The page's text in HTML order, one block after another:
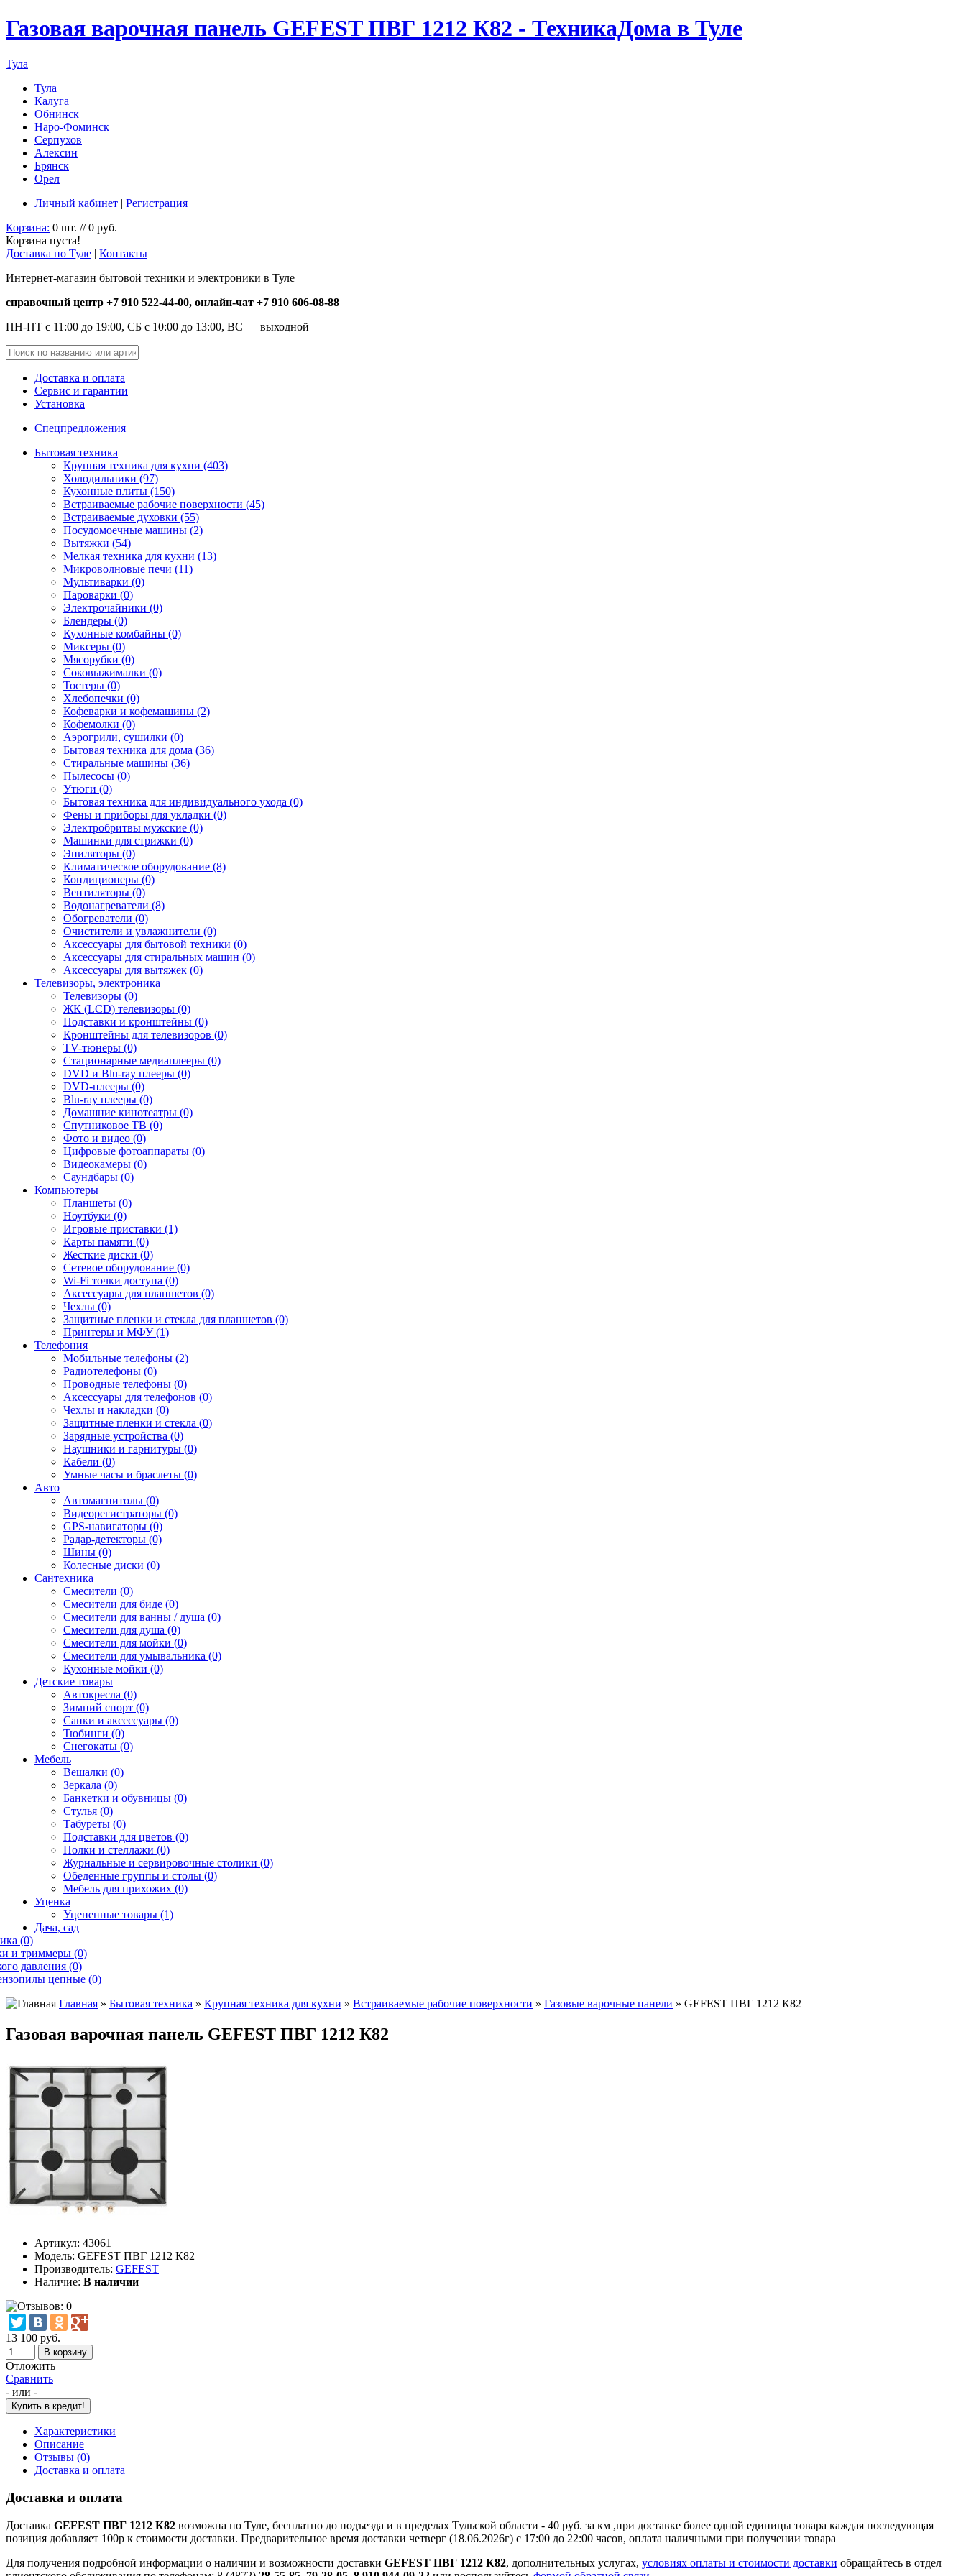
Газовая варочная панель GEFEST ПВГ 1212 К82 - ТехникаДома в Туле
Тула
Тула
Калуга
Обнинск
Наро-Фоминск
Серпухов
Алексин
Брянск
Орел
Личный кабинет | Регистрация
Корзина: 0 шт. // 0 руб.
Корзина пуста!
Доставка по Туле | Контакты
Интернет-магазин бытовой техники и электроники в Туле
справочный центр +7 910 522-44-00, онлайн-чат +7 910 606-08-88
ПН-ПТ с 11:00 до 19:00, СБ с 10:00 до 13:00, ВС — выходной
Доставка и оплата
Сервис и гарантии
Установка
Спецпредложения
Бытовая техника
Крупная техника для кухни (403)
Холодильники (97)
Кухонные плиты (150)
Встраиваемые рабочие поверхности (45)
Встраиваемые духовки (55)
Посудомоечные машины (2)
Вытяжки (54)
Мелкая техника для кухни (13)
Микроволновые печи (11)
Мультиварки (0)
Пароварки (0)
Электрочайники (0)
Блендеры (0)
Кухонные комбайны (0)
Миксеры (0)
Мясорубки (0)
Соковыжималки (0)
Тостеры (0)
Хлебопечки (0)
Кофеварки и кофемашины (2)
Кофемолки (0)
Аэрогрили, сушилки (0)
Бытовая техника для дома (36)
Стиральные машины (36)
Пылесосы (0)
Утюги (0)
Бытовая техника для индивидуального ухода (0)
Фены и приборы для укладки (0)
Электробритвы мужские (0)
Машинки для стрижки (0)
Эпиляторы (0)
Климатическое оборудование (8)
Кондиционеры (0)
Вентиляторы (0)
Водонагреватели (8)
Обогреватели (0)
Очистители и увлажнители (0)
Аксессуары для бытовой техники (0)
Аксессуары для стиральных машин (0)
Аксессуары для вытяжек (0)
Телевизоры, электроника
Телевизоры (0)
ЖК (LCD) телевизоры (0)
Подставки и кронштейны (0)
Кронштейны для телевизоров (0)
TV-тюнеры (0)
Стационарные медиаплееры (0)
DVD и Blu-ray плееры (0)
DVD-плееры (0)
Blu-ray плееры (0)
Домашние кинотеатры (0)
Спутниковое ТВ (0)
Фото и видео (0)
Цифровые фотоаппараты (0)
Видеокамеры (0)
Саундбары (0)
Компьютеры
Планшеты (0)
Ноутбуки (0)
Игровые приставки (1)
Карты памяти (0)
Жесткие диски (0)
Сетевое оборудование (0)
Wi-Fi точки доступа (0)
Аксессуары для планшетов (0)
Чехлы (0)
Защитные пленки и стекла для планшетов (0)
Принтеры и МФУ (1)
Телефония
Мобильные телефоны (2)
Радиотелефоны (0)
Проводные телефоны (0)
Аксессуары для телефонов (0)
Чехлы и накладки (0)
Защитные пленки и стекла (0)
Зарядные устройства (0)
Наушники и гарнитуры (0)
Кабели (0)
Умные часы и браслеты (0)
Авто
Автомагнитолы (0)
Видеорегистраторы (0)
GPS-навигаторы (0)
Радар-детекторы (0)
Шины (0)
Колесные диски (0)
Сантехника
Смесители (0)
Смесители для биде (0)
Смесители для ванны / душа (0)
Смесители для душа (0)
Смесители для мойки (0)
Смесители для умывальника (0)
Кухонные мойки (0)
Детские товары
Автокресла (0)
Зимний спорт (0)
Санки и аксессуары (0)
Тюбинги (0)
Снегокаты (0)
Мебель
Вешалки (0)
Зеркала (0)
Банкетки и обувницы (0)
Стулья (0)
Табуреты (0)
Подставки для цветов (0)
Полки и стеллажи (0)
Журнальные и сервировочные столики (0)
Обеденные группы и столы (0)
Мебель для прихожих (0)
Уценка
Уцененные товары (1)
Дача, сад
(0)
и триммеры (0)
давления (0)
цепные (0)
Главная » Бытовая техника » Крупная техника для кухни » Встраиваемые рабочие поверхности » Газовые варочные панели » GEFEST ПВГ 1212 К82
Газовая варочная панель GEFEST ПВГ 1212 К82
Артикул: 43061
Модель: GEFEST ПВГ 1212 К82
Производитель: GEFEST
Наличие: В наличии
13 100 руб.
Отложить
Сравнить
- или -
Характеристики
Описание
Отзывы (0)
Доставка и оплата
Доставка и оплата
Доставка GEFEST ПВГ 1212 К82 возможна по Туле, бесплатно до подъезда и в пределах Тульской области - 40 руб. за км ,при доставке более одной единицы товара каждая последующая
позиция добавляет 100р к стоимости доставки. Предварительное время доставки четверг (18.06.2026г) с 17:00 до 22:00 часов, оплата наличными при получении товара
Для получения подробной информации о наличии и возможности доставки GEFEST ПВГ 1212 К82, дополнительных услугах, условиях оплаты и стоимости доставки обращайтесь в отдел